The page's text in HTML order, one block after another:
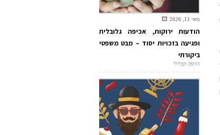
מאי 11, 2026
הודעות ירוקות, אכיפה גלובלית
ופגיעה בזכויות יסוד – מבט משפטי
ביקורתי
הדופק הפלילי